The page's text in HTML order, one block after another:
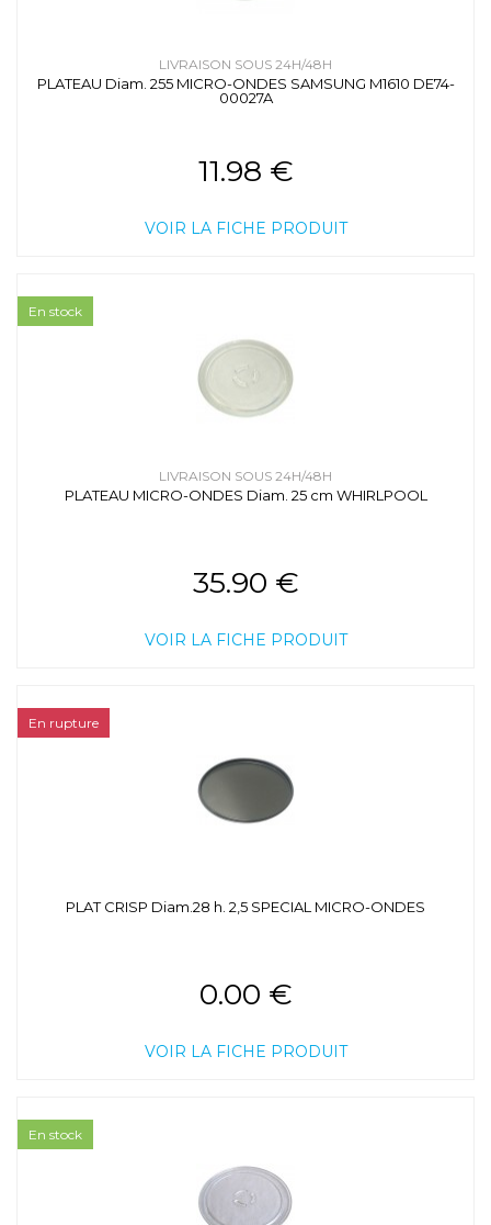
LIVRAISON SOUS 24H/48H
PLATEAU Diam. 255 MICRO-ONDES SAMSUNG M1610 DE74-
00027A
11.98 €
VOIR LA FICHE PRODUIT
LIVRAISON SOUS 24H/48H
PLATEAU MICRO-ONDES Diam. 25 cm WHIRLPOOL
35.90 €
VOIR LA FICHE PRODUIT
En stock
PLAT CRISP Diam.28 h. 2,5 SPECIAL MICRO-ONDES
0.00 €
VOIR LA FICHE PRODUIT
En rupture
En stock